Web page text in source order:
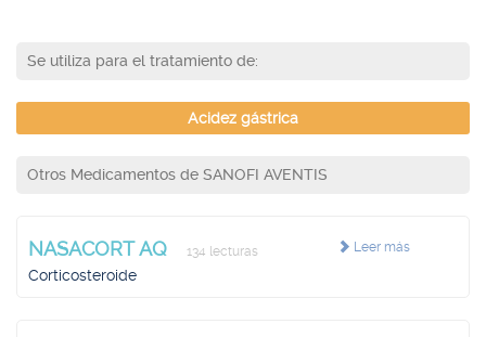
Se utiliza para el tratamiento de:
Acidez gástrica
Otros Medicamentos de SANOFI AVENTIS
Leer más
NASACORT AQ 134 lecturas
Corticosteroide